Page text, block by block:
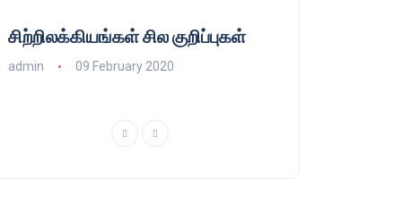
சிற்றிலக்கியங்கள் சில குறிப்புகள்
admin 09 February 2020